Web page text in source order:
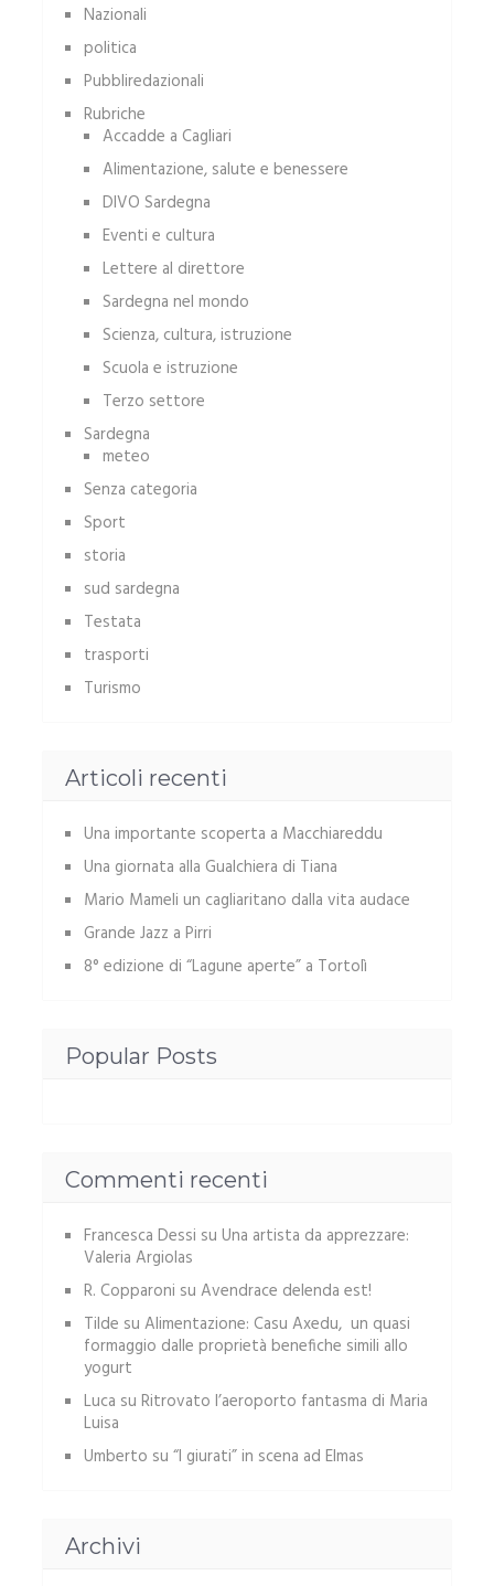
Nazionali
politica
Pubbliredazionali
Rubriche
Accadde a Cagliari
Alimentazione, salute e benessere
DIVO Sardegna
Eventi e cultura
Lettere al direttore
Sardegna nel mondo
Scienza, cultura, istruzione
Scuola e istruzione
Terzo settore
Sardegna
meteo
Senza categoria
Sport
storia
sud sardegna
Testata
trasporti
Turismo
Articoli recenti
Una importante scoperta a Macchiareddu
Una giornata alla Gualchiera di Tiana
Mario Mameli un cagliaritano dalla vita audace
Grande Jazz a Pirri
8° edizione di “Lagune aperte” a Tortolì
Popular Posts
Commenti recenti
Francesca Dessi su Una artista da apprezzare:
Valeria Argiolas
R. Copparoni su Avendrace delenda est!
Tilde su Alimentazione: Casu Axedu, un quasi
formaggio dalle proprietà benefiche simili allo
yogurt
Luca su Ritrovato l’aeroporto fantasma di Maria
Luisa
Umberto su “I giurati” in scena ad Elmas
Archivi